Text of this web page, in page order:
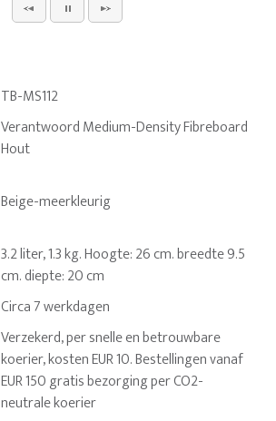
TB-MS112
Verantwoord Medium-Density Fibreboard
Hout
Beige-meerkleurig
3.2 liter, 1.3 kg. Hoogte: 26 cm. breedte 9.5
cm. diepte: 20 cm
Circa 7 werkdagen
Verzekerd, per snelle en betrouwbare
koerier, kosten EUR 10. Bestellingen vanaf
EUR 150 gratis bezorging per CO2-
neutrale koerier